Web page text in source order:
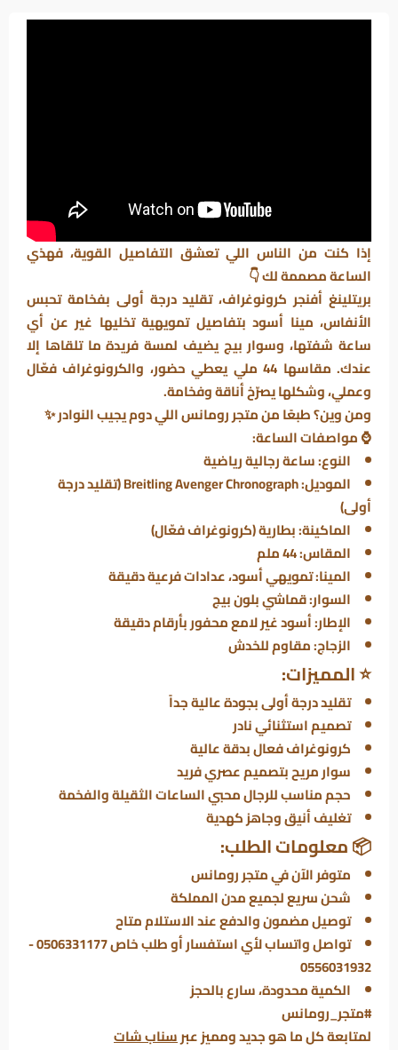
إذا كنت من الناس اللي تعشق التفاصيل القوية، فهذي
الساعة مصممة لك 👇
بريتلينغ أفنجر كرونوغراف، تقليد درجة أولى بفخامة تحبس
الأنفاس، مينا أسود بتفاصيل تمويهية تخليها غير عن أي
ساعة شفتها، وسوار بيج يضيف لمسة فريدة ما تلقاها إلا
عندك. مقاسها 44 ملي يعطي حضور، والكرونوغراف فعّال
وعملي، وشكلها يصرّخ أناقة وفخامة.
ومن وين؟ طبعًا منمتجر رومانساللي دوم يجيب النوادر ✨
⌚ مواصفات الساعة:
النوع: ساعة رجالية رياضية
الموديل: Breitling Avenger Chronograph (تقليد درجة
أولى)
الماكينة: بطارية (كرونوغراف فعّال)
المقاس: 44 ملم
المينا: تمويهي أسود، عدادات فرعية دقيقة
السوار: قماشي بلون بيج
الإطار: أسود غير لامع محفور بأرقام دقيقة
الزجاج: مقاوم للخدش
⭐ المميزات:
تقليد درجة أولى بجودة عالية جداً
تصميم استثنائي نادر
كرونوغراف فعال بدقة عالية
سوار مريح بتصميم عصري فريد
حجم مناسب للرجال محبي الساعات الثقيلة والفخمة
تغليف أنيق وجاهز كهدية
📦 معلومات الطلب:
متوفر الآن فيمتجر رومانس
شحن سريع لجميع مدن المملكة
توصيل مضمون والدفع عند الاستلام متاح
تواصل واتساب لأي استفسار أو طلب خاص 0506331177 -
0556031932
الكمية محدودة، سارع بالحجز
#متجر_رومانس
لمتابعة كل ما هو جديد ومميز عبرسناب شات